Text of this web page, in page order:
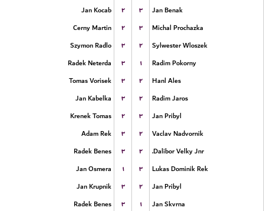
Jan Kocab ۲ ۳
Jan Benak
Cerny Martin
۲ ۳
Michal Prochazka
Szymon Radlo
۳ ۲
Sylwester Wloszek
Radek Neterda
۳ ۱
Radim Pokorny
Tomas Vorisek
۳ ۲
Hanl Ales
Jan Kabelka
۳ ۲
Radim Jaros
Krenek Tomas
۲ ۳
Jan Pribyl
Adam Rek
۳ ۲
Vaclav Nadvornik
Radek Benes
۳ ۲
Dalibor Velky Jnr.
Jan Osmera
۱ ۳
Lukas Dominik Rek
Jan Krupnik
۳ ۲
Jan Pribyl
Radek Benes
۳ ۱
Jan Skvrna